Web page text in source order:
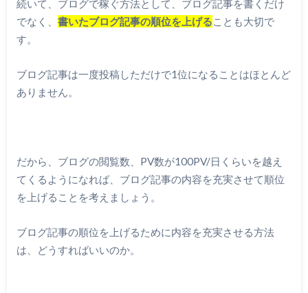
続いて、ブログで稼ぐ方法として、ブログ記事を書くだけ
でなく、 書いたブログ記事の順位を上げることも大切で
す。
ブログ記事は一度投稿しただけで1位になることはほとんど
ありません。
だから、ブログの閲覧数、PV数が100PV/日くらいを越え
てくるようになれば、ブログ記事の内容を充実させて順位
を上げることを考えましょう。
ブログ記事の順位を上げるために内容を充実させる方法
は、どうすればいいのか。